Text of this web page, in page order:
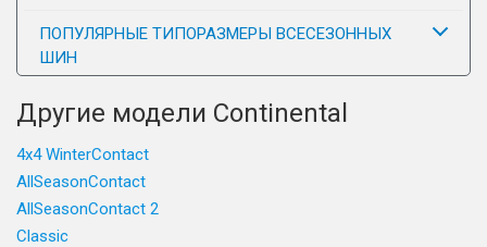
ПОПУЛЯРНЫЕ ТИПОРАЗМЕРЫ ВСЕСЕЗОННЫХ
ШИН
Другие модели Continental
4x4 WinterContact
AllSeasonContact
AllSeasonContact 2
Classic